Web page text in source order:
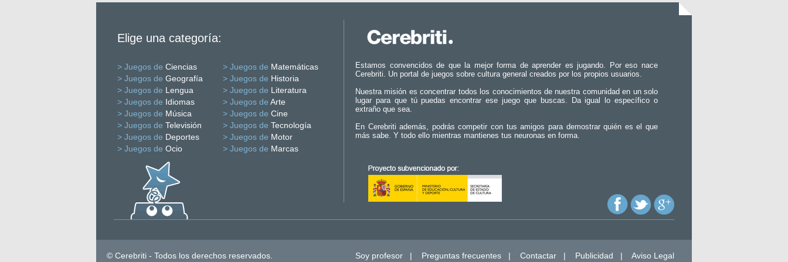
Elige una categoría:
> Juegos de Ciencias > Juegos de Matemáticas
> Juegos de Geografía > Juegos de Historia
> Juegos de Lengua > Juegos de Literatura
> Juegos de Idiomas > Juegos de Arte
> Juegos de Música > Juegos de Cine
> Juegos de Televisión > Juegos de Tecnología
> Juegos de Deportes > Juegos de Motor
> Juegos de Ocio > Juegos de Marcas
Estamos convencidos de que la mejor forma de aprender es jugando. Por eso nace
Cerebriti. Un portal de juegos sobre cultura general creados por los propios usuarios.
Nuestra misión es concentrar todos los conocimientos de nuestra comunidad en un solo
lugar para que tú puedas encontrar ese juego que buscas. Da igual lo específico o
extraño que sea.
En Cerebriti además, podrás competir con tus amigos para demostrar quién es el que
más sabe. Y todo ello mientras mantienes tus neuronas en forma.
© Cerebriti - Todos los derechos reservados. Soy profesor | Preguntas frecuentes | Contactar | Publicidad | Aviso Legal